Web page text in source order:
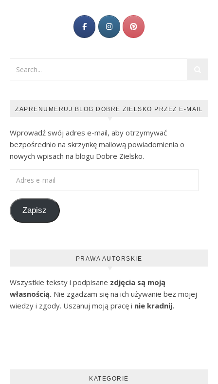
ZAPRENUMERUJ BLOG DOBRE ZIELSKO PRZEZ E-MAIL
Wprowadź swój adres e-mail, aby otrzymywać
bezpośrednio na skrzynkę mailową powiadomienia o
nowych wpisach na blogu Dobre Zielsko.
Zapisz
PRAWA AUTORSKIE
Wszystkie teksty i podpisane zdjęcia są moją
własnością. Nie zgadzam się na ich używanie bez mojej
wiedzy i zgody. Uszanuj moją pracę i nie kradnij.
KATEGORIE